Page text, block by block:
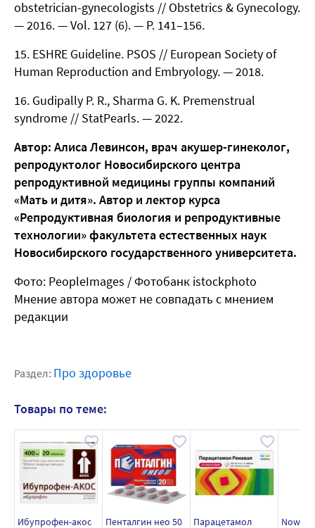
obstetrician-gynecologists // Obstetrics & Gynecology.
— 2016. — Vol. 127 (6). — P. 141–156.
ESHRE Guideline. PSOS // European Society of
Human Reproduction and Embryology. — 2018.
Gudipally P. R., Sharma G. K. Premenstrual
syndrome // StatPearls. — 2022.
Автор: Алиса Левинсон, врач акушер-гинеколог,
репродуктолог Новосибирского центра
репродуктивной медицины группы компаний
«Мать и дитя». Автор и лектор курса
«Репродуктивная биология и репродуктивные
технологии» факультета естественных наук
Новосибирского государственного университета.
Фото: PeopleImages / Фотобанк istockphoto
Мнение автора может не совпадать с мнением
редакции
Раздел: Про здоровье
Товары по теме:
Ибупрофен-акос
Пенталгин нео 50
Парацетамол
Now